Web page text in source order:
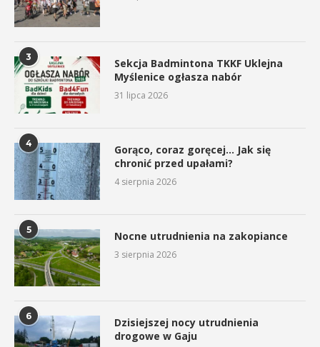
3
Sekcja Badmintona TKKF Uklejna
Myślenice ogłasza nabór
31 lipca 2026
4
Gorąco, coraz goręcej… Jak się
chronić przed upałami?
4 sierpnia 2026
5 Nocne utrudnienia na zakopiance
3 sierpnia 2026
6
Dzisiejszej nocy utrudnienia
drogowe w Gaju